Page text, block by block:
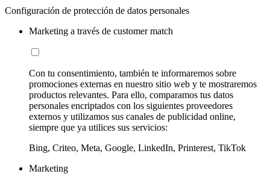
Configuración de protección de datos personales
Marketing a través de customer match
Con tu consentimiento, también te informaremos sobre
promociones externas en nuestro sitio web y te mostraremos
productos relevantes. Para ello, comparamos tus datos
personales encriptados con los siguientes proveedores
externos y utilizamos sus canales de publicidad online,
siempre que ya utilices sus servicios:
Bing, Criteo, Meta, Google, LinkedIn, Printerest, TikTok
Marketing